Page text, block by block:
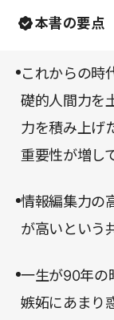
力な武器を手
本書の要点
これからの時
礎的人間力を
力を積み上げ
重要性が増し
情報編集力の
が高いという
一生が90年の
嫉妬にあまり